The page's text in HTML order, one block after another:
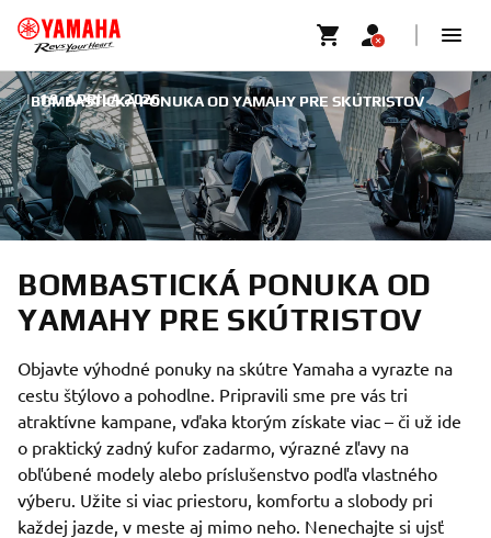
BOMBASTICKÁ PONUKA OD YAMAHY PRE SKÚTRISTOV
| 19. APRÍLA 2026
BOMBASTICKÁ PONUKA OD
YAMAHY PRE SKÚTRISTOV
Objavte výhodné ponuky na skútre Yamaha a vyrazte na
cestu štýlovo a pohodlne. Pripravili sme pre vás tri
atraktívne kampane, vďaka ktorým získate viac – či už ide
o praktický zadný kufor zadarmo, výrazné zľavy na
obľúbené modely alebo príslušenstvo podľa vlastného
výberu. Užite si viac priestoru, komfortu a slobody pri
každej jazde, v meste aj mimo neho. Nenechajte si ujsť